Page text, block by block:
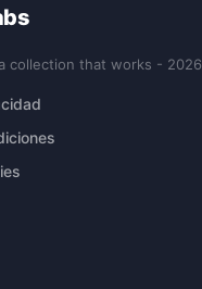
collection that works - 2026